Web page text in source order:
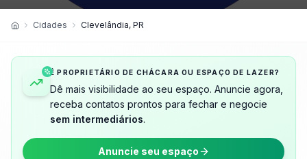
Cidades Clevelândia, PR
É PROPRIETÁRIO DE CHÁCARA OU ESPAÇO DE LAZER?
Dê mais visibilidade ao seu espaço. Anuncie agora,
receba contatos prontos para fechar e negocie
sem intermediários.
Anuncie seu espaço